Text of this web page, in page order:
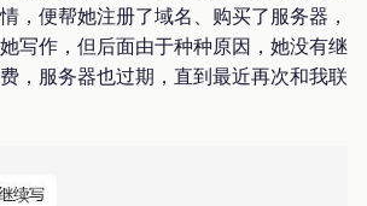
，便帮她注册了域名、购买了服务器，
写作，但后面由于种种原因，她没有继
，服务器也过期，直到最近再次和我联